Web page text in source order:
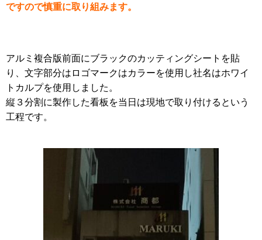
ですので慎重に取り組みます。
アルミ複合版前面にブラックのカッティングシートを貼
り、文字部分はロゴマークはカラーを使用し社名はホワイ
トカルプを使用しました。
縦３分割に製作した看板を当日は現地で取り付けるという
工程です。